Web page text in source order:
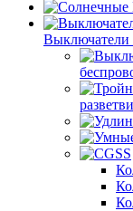
Выключатели